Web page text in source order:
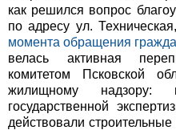
как решился вопрос
по адресу ул.
момента обращения
велась активная
комитетом Псковской
жилищному надзору:
государственной
действовали